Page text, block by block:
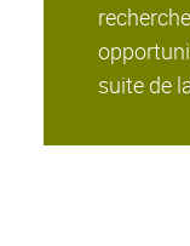
suite de